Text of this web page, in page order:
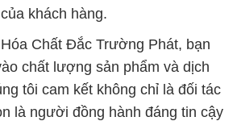
khách hàng.
Chất Đắc Trường Phát, bạn
chất lượng sản phẩm và dịch
tôi cam kết không chỉ là đối tác
là người đồng hành đáng tin cậy